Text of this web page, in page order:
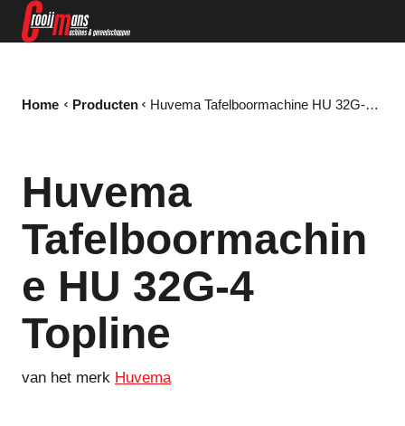
Home Producten Huvema Tafelboormachine HU 32G-4 Topline
Huvema
Tafelboormachin
e HU 32G-4
Topline
van het merk Huvema